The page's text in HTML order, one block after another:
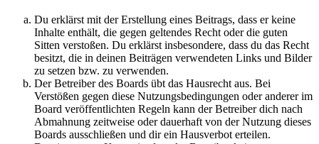
Du erklärst mit der Erstellung eines Beitrags, dass er keine
Inhalte enthält, die gegen geltendes Recht oder die guten
Sitten verstoßen. Du erklärst insbesondere, dass du das Recht
besitzt, die in deinen Beiträgen verwendeten Links und Bilder
zu setzen bzw. zu verwenden.
Der Betreiber des Boards übt das Hausrecht aus. Bei
Verstößen gegen diese Nutzungsbedingungen oder anderer im
Board veröffentlichten Regeln kann der Betreiber dich nach
Abmahnung zeitweise oder dauerhaft von der Nutzung dieses
Boards ausschließen und dir ein Hausverbot erteilen.